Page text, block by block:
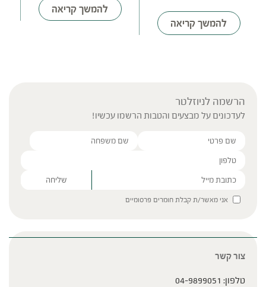
להמשך קריאה
להמשך קריאה
הרשמה לניוזלטר
לעדכונים על מבצעים והטבות הרשמו עכשיו!
Please leave this field empty.
אני מאשר/ת קבלת חומרים פרסומיים
צור קשר
טלפון: 04-9899051